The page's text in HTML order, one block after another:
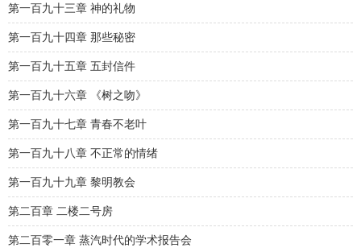
第一百九十三章 神的礼物
第一百九十四章 那些秘密
第一百九十五章 五封信件
第一百九十六章 《树之吻》
第一百九十七章 青春不老叶
第一百九十八章 不正常的情绪
第一百九十九章 黎明教会
第二百章 二楼二号房
第二百零一章 蒸汽时代的学术报告会